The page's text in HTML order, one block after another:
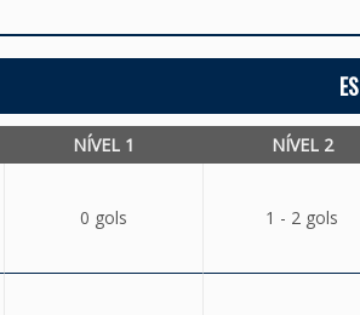
NÍVEL 1 NÍVEL 2
0 gols 1 - 2 gols